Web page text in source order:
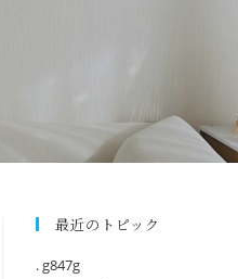
最近のトピック
. g847g